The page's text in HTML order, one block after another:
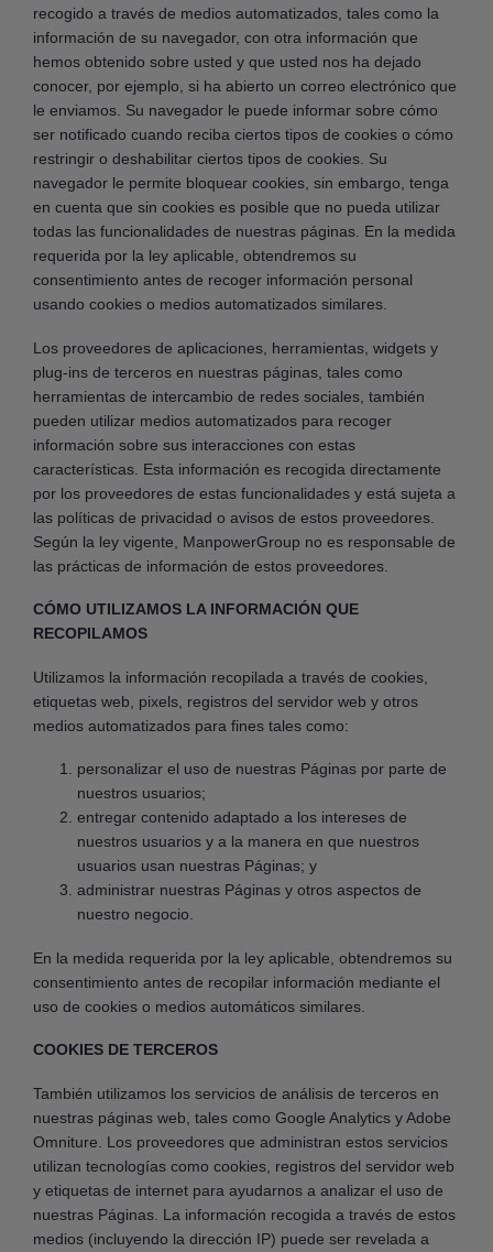
recogido a través de medios automatizados, tales como la
información de su navegador, con otra información que
hemos obtenido sobre usted y que usted nos ha dejado
conocer, por ejemplo, si ha abierto un correo electrónico que
le enviamos. Su navegador le puede informar sobre cómo
ser notificado cuando reciba ciertos tipos de cookies o cómo
restringir o deshabilitar ciertos tipos de cookies. Su
navegador le permite bloquear cookies, sin embargo, tenga
en cuenta que sin cookies es posible que no pueda utilizar
todas las funcionalidades de nuestras páginas. En la medida
requerida por la ley aplicable, obtendremos su
consentimiento antes de recoger información personal
usando cookies o medios automatizados similares.
Los proveedores de aplicaciones, herramientas, widgets y
plug-ins de terceros en nuestras páginas, tales como
herramientas de intercambio de redes sociales, también
pueden utilizar medios automatizados para recoger
información sobre sus interacciones con estas
características. Esta información es recogida directamente
por los proveedores de estas funcionalidades y está sujeta a
las políticas de privacidad o avisos de estos proveedores.
Según la ley vigente, ManpowerGroup no es responsable de
las prácticas de información de estos proveedores.
CÓMO UTILIZAMOS LA INFORMACIÓN QUE
RECOPILAMOS
Utilizamos la información recopilada a través de cookies,
etiquetas web, pixels, registros del servidor web y otros
medios automatizados para fines tales como:
personalizar el uso de nuestras Páginas por parte de
nuestros usuarios;
entregar contenido adaptado a los intereses de
nuestros usuarios y a la manera en que nuestros
usuarios usan nuestras Páginas; y
administrar nuestras Páginas y otros aspectos de
nuestro negocio.
En la medida requerida por la ley aplicable, obtendremos su
consentimiento antes de recopilar información mediante el
uso de cookies o medios automáticos similares.
COOKIES DE TERCEROS
También utilizamos los servicios de análisis de terceros en
nuestras páginas web, tales como Google Analytics y Adobe
Omniture. Los proveedores que administran estos servicios
utilizan tecnologías como cookies, registros del servidor web
y etiquetas de internet para ayudarnos a analizar el uso de
nuestras Páginas. La información recogida a través de estos
medios (incluyendo la dirección IP) puede ser revelada a